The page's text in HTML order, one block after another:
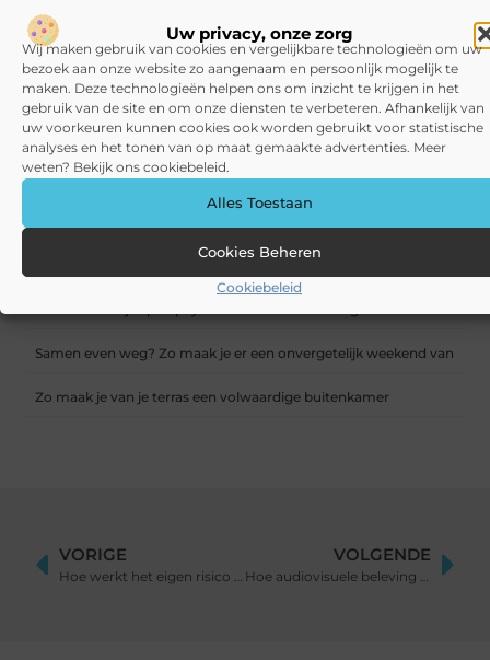
Uw privacy, onze zorg
Wij maken gebruik van cookies en vergelijkbare technologieën om uw
bezoek aan onze website zo aangenaam en persoonlijk mogelijk te
maken. Deze technologieën helpen ons om inzicht te krijgen in het
gebruik van de site en om onze diensten te verbeteren. Afhankelijk van
uw voorkeuren kunnen cookies ook worden gebruikt voor statistische
analyses en het tonen van op maat gemaakte advertenties. Meer
weten? Bekijk ons cookiebeleid.
Alles Toestaan
Cookies Beheren
Cookiebeleid
Waarom Goede Koffiemachines op Kantoor onmisbaar zijn
voor jouw Bedrijf
RECENTE BERICHTEN
Actief genieten én relaxen: waarom Gelderland de perfecte
vakantiebestemming is
Samen even weg? Zo maak je er een onvergetelijk weekend van
Zo maak je van je terras een volwaardige buitenkamer
VORIGE
Hoe werkt het eigen risico bij een zorgverzekering?
VOLGENDE
Hoe audiovisuele beleving je event naar een hoger niveau tilt